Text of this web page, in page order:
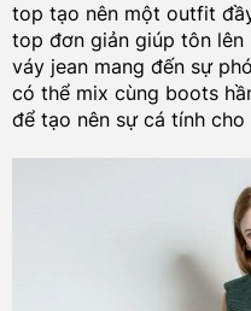
top tạo nên một outfit
top đơn giản giúp tôn
váy jean mang đến sự
có thể mix cùng boots
để tạo nên sự cá tính cho